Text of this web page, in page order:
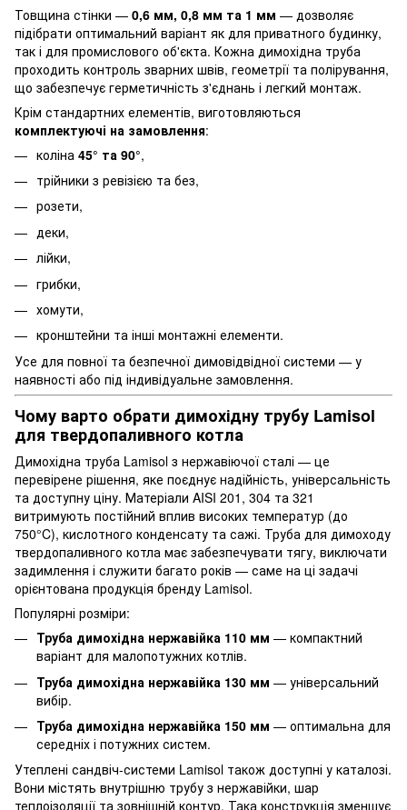
Товщина стінки — 0,6 мм, 0,8 мм та 1 мм — дозволяє
підібрати оптимальний варіант як для приватного будинку,
так і для промислового об'єкта. Кожна димохідна труба
проходить контроль зварних швів, геометрії та полірування,
що забезпечує герметичність з'єднань і легкий монтаж.
Крім стандартних елементів, виготовляються
комплектуючі на замовлення:
коліна 45° та 90°,
трійники з ревізією та без,
розети,
деки,
лійки,
грибки,
хомути,
кронштейни та інші монтажні елементи.
Усе для повної та безпечної димовідвідної системи — у
наявності або під індивідуальне замовлення.
Чому варто обрати димохідну трубу Lamisol
для твердопаливного котла
Димохідна труба Lamisol з нержавіючої сталі — це
перевірене рішення, яке поєднує надійність, універсальність
та доступну ціну. Матеріали AISI 201, 304 та 321
витримують постійний вплив високих температур (до
750°C), кислотного конденсату та сажі. Труба для димоходу
твердопаливного котла має забезпечувати тягу, виключати
задимлення і служити багато років — саме на ці задачі
орієнтована продукція бренду Lamisol.
Популярні розміри:
Труба димохідна нержавійка 110 мм — компактний
варіант для малопотужних котлів.
Труба димохідна нержавійка 130 мм — універсальний
вибір.
Труба димохідна нержавійка 150 мм — оптимальна для
середніх і потужних систем.
Утеплені сандвіч-системи Lamisol також доступні у каталозі.
Вони містять внутрішню трубу з нержавійки, шар
теплоізоляції та зовнішній контур. Така конструкція зменшує